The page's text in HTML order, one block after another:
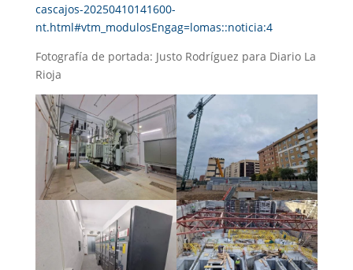
cascajos-20250410141600-
nt.html#vtm_modulosEngag=lomas::noticia:4
Fotografía de portada: Justo Rodríguez para Diario La
Rioja